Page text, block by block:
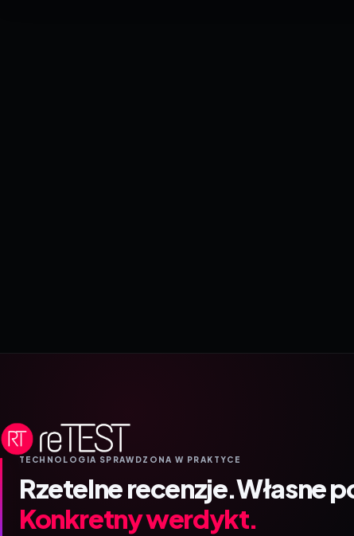
TECHNOLOGIA SPRAWDZONA W PRAKTYCE
Rzetelne recenzje.Własne
Konkretny werdykt.